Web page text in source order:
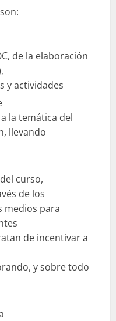
de la elaboración
y actividades
la temática del
llevando
curso,
de los
medios para
de incentivar a
y sobre todo